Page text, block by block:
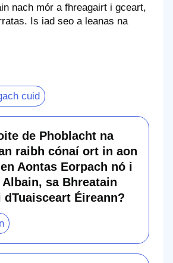
nach mór a fhreagairt i gceart,
Is iad seo a leanas na
cuid
de Phoblacht na
raibh cónaí ort in aon
Aontas Eorpach nó i
Albain, sa Bhreatain
dTuaisceart Éireann?
1.
is
hÉireann,
an